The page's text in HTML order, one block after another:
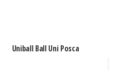
Uniball Ball Uni Posca